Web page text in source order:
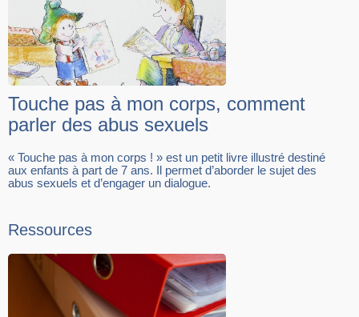
Touche pas à mon corps, comment
parler des abus sexuels
« Touche pas à mon corps ! » est un petit livre illustré destiné
aux enfants à part de 7 ans. Il permet d’aborder le sujet des
abus sexuels et d’engager un dialogue.
Ressources